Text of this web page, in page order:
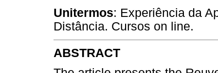
Unitermos: Experiência da
Distância. Cursos on line.
ABSTRACT